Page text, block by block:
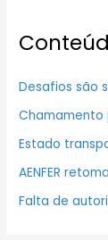
Desafios são
Chamamento
Estado
AENFER
Falta de